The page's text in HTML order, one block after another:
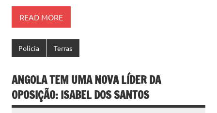
READ MORE
Polícia Terras
ANGOLA TEM UMA NOVA LÍDER DA
OPOSIÇÃO: ISABEL DOS SANTOS